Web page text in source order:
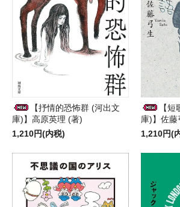
【抒情的恐怖群 (河出文
庫)】高原英理 (著)
1,210円(内税)
【
庫)】佐藤
1,210円(